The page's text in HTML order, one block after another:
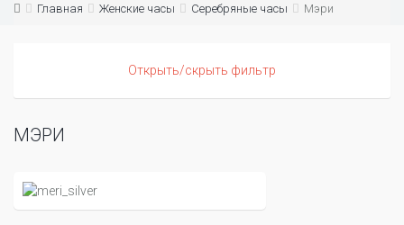
Главная Женские часы Серебряные часы Мэри
Открыть/скрыть фильтр
МЭРИ